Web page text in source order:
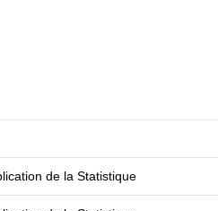
de la Statistique